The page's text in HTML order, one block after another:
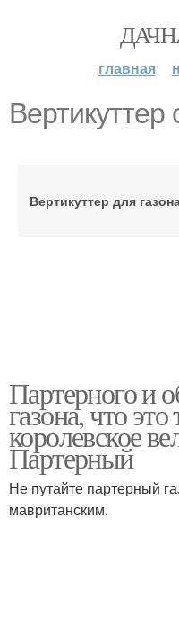
главная
Вертикуттер
Вертикуттер для
Партерного и
газона, что это
королевское
Партерный
Не путайте партерный
мавританским.